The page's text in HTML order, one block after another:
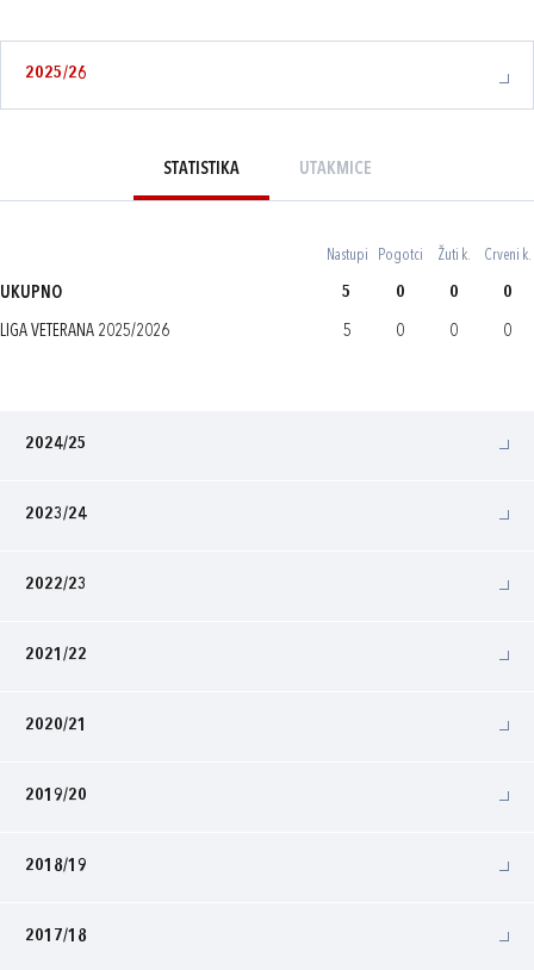
2025/26
STATISTIKA UTAKMICE
Nastupi Pogotci Žuti k. Crveni k.
UKUPNO 5 0 0 0
LIGA VETERANA 2025/2026 5 0 0 0
2024/25
2023/24
2022/23
2021/22
2020/21
2019/20
2018/19
2017/18